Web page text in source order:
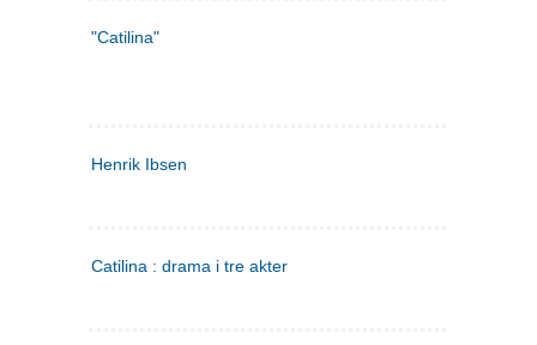
"Catilina"
Henrik Ibsen
Catilina : drama i tre akter